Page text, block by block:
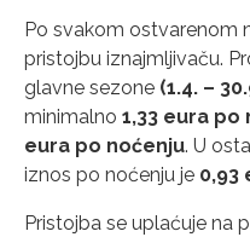
Po svakom ostvarenom
pristojbu iznajmljivaču.
glavne sezone (1.4. –
minimalno 1,33 eura po
eura po noćenju. U
iznos po noćenju je 0,93
Pristojba se uplaćuje na